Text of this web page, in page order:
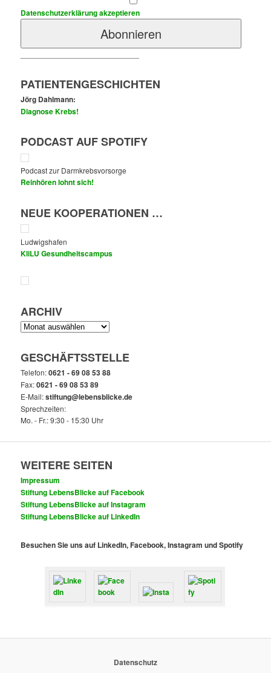
Datenschutzerklärung akzeptieren
PATIENTENGESCHICHTEN
Jörg Dahlmann:
Diagnose Krebs!
PODCAST AUF SPOTIFY
Podcast zur Darmkrebsvorsorge
Reinhören lohnt sich!
NEUE KOOPERATIONEN …
Ludwigshafen
KliLU Gesundheitscampus
ARCHIV
Archiv
GESCHÄFTSSTELLE
Telefon:0621 - 69 08 53 88
Fax:0621 - 69 08 53 89
E-Mail:stiftung@lebensblicke.de
Sprechzeiten:
Mo. - Fr.: 9:30 - 15:30 Uhr
WEITERE SEITEN
Impressum
Stiftung LebensBlicke auf Facebook
Stiftung LebensBlicke auf Instagram
Stiftung LebensBlicke auf LinkedIn
Besuchen Sie uns auf LinkedIn, Facebook, Instagram und Spotify
Datenschutz